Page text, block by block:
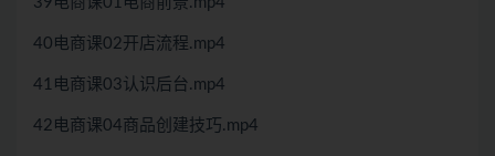
40电商课02开店流程.mp4
41电商课03认识后台.mp4
42电商课04商品创建技巧.mp4